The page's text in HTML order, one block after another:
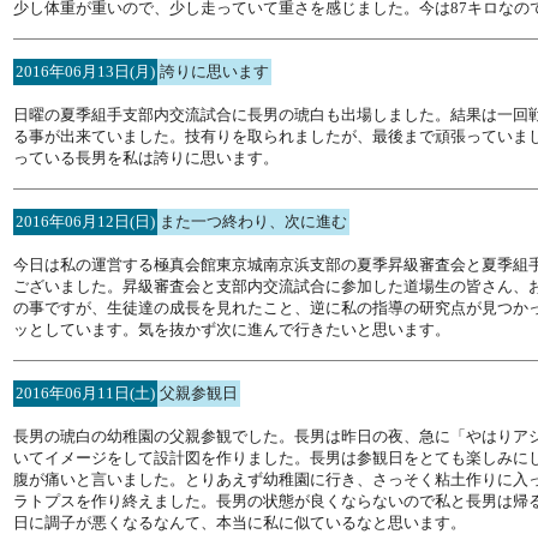
少し体重が重いので、少し走っていて重さを感じました。今は87キロな
2016年06月13日(月) 誇りに思います
日曜の夏季組手支部内交流試合に長男の琥白も出場しました。結果は一
る事が出来ていました。技有りを取られましたが、最後まで頑張ってい
っている長男を私は誇りに思います。
2016年06月12日(日) また一つ終わり、次に進む
今日は私の運営する極真会館東京城南京浜支部の夏季昇級審査会と夏季
ございました。昇級審査会と支部内交流試合に参加した道場生の皆さん
の事ですが、生徒達の成長を見れたこと、逆に私の指導の研究点が見つ
ッとしています。気を抜かず次に進んで行きたいと思います。
2016年06月11日(土) 父親参観日
長男の琥白の幼稚園の父親参観でした。長男は昨日の夜、急に「やはり
いてイメージをして設計図を作りました。長男は参観日をとても楽しみ
腹が痛いと言いました。とりあえず幼稚園に行き、さっそく粘土作りに
ラトプスを作り終えました。長男の状態が良くならないので私と長男は
日に調子が悪くなるなんて、本当に私に似ているなと思います。